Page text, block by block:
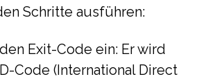
Schritte ausführen:
Exit-Code ein: Er wird
Code (International Direct